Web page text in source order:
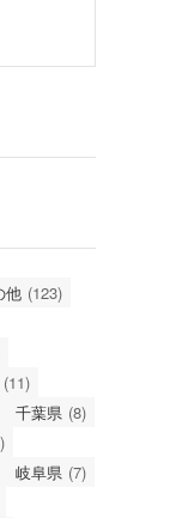
他 (123)
(11)
千葉県 (8)
岐阜県 (7)